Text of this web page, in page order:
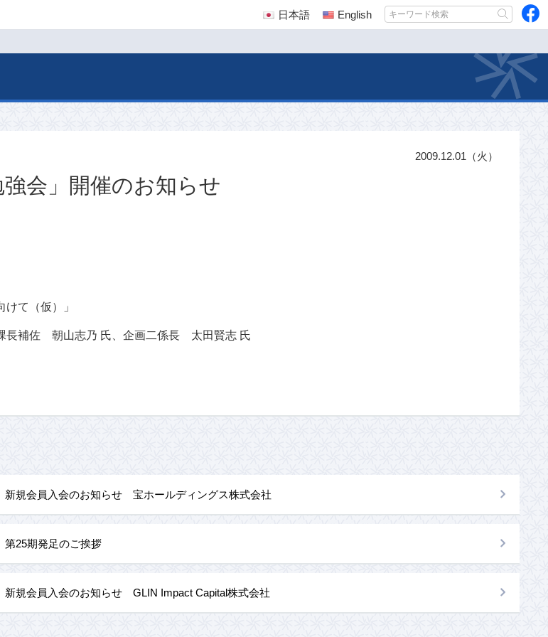
日本語 English
強会」開催のお知らせ
2009.12.01（火）
て（仮）」
長補佐 朝山志乃 氏、企画二係長 太田賢志 氏
新規会員入会のお知らせ 宝ホールディングス株式会社
第25期発足のご挨拶
新規会員入会のお知らせ GLIN Impact Capital株式会社